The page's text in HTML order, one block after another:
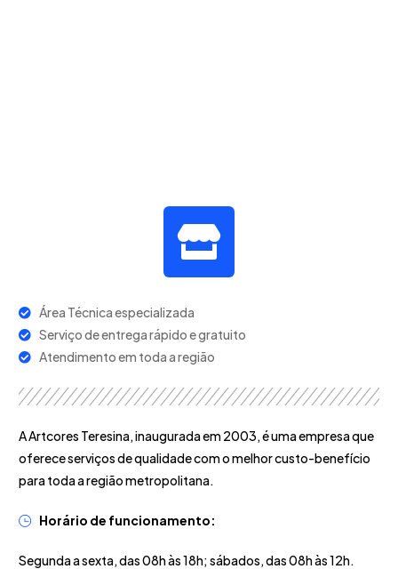
Área Técnica especializada
Serviço de entrega rápido e gratuito
Atendimento em toda a região
A Artcores Teresina, inaugurada em 2003, é uma empresa que
oferece serviços de qualidade com o melhor custo-benefício
para toda a região metropolitana.
Horário de funcionamento:
Segunda a sexta, das 08h às 18h; sábados, das 08h às 12h.